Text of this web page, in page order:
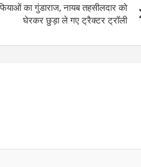
का गुंडाराज, नायब तहसीलदार को
घेरकर छुड़ा ले गए ट्रैक्टर ट्रॉली